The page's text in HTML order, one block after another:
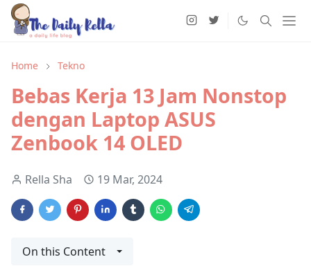
Home Tekno
Bebas Kerja 13 Jam Nonstop
dengan Laptop ASUS
Zenbook 14 OLED
Rella Sha 19 Mar, 2024
On this Content